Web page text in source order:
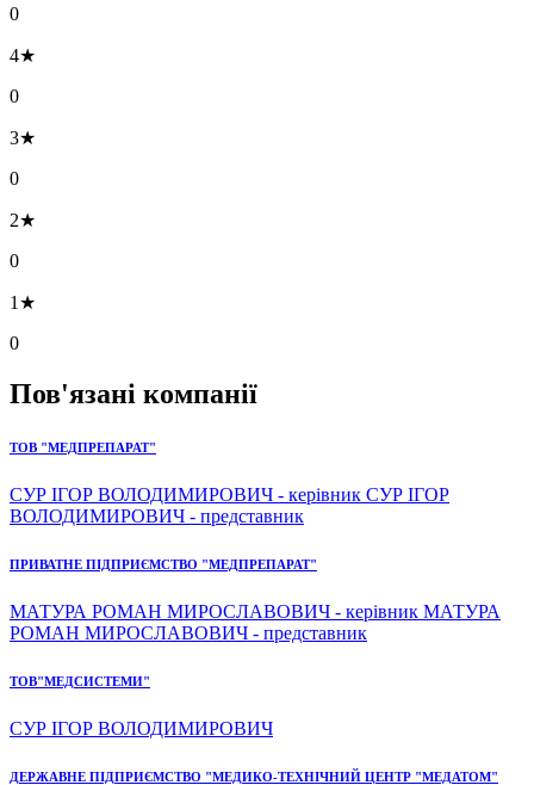
0
4★
0
3★
0
2★
0
1★
0
Пов'язані компанії
ТОВ "МЕДПРЕПАРАТ"
СУР ІГОР ВОЛОДИМИРОВИЧ - керівник СУР ІГОР
ВОЛОДИМИРОВИЧ - представник
ПРИВАТНЕ ПІДПРИЄМСТВО "МЕДПРЕПАРАТ"
МАТУРА РОМАН МИРОСЛАВОВИЧ - керівник МАТУРА
РОМАН МИРОСЛАВОВИЧ - представник
ТОВ"МЕДСИСТЕМИ"
СУР ІГОР ВОЛОДИМИРОВИЧ
ДЕРЖАВНЕ ПІДПРИЄМСТВО "МЕДИКО-ТЕХНІЧНИЙ ЦЕНТР "МЕДАТОМ"